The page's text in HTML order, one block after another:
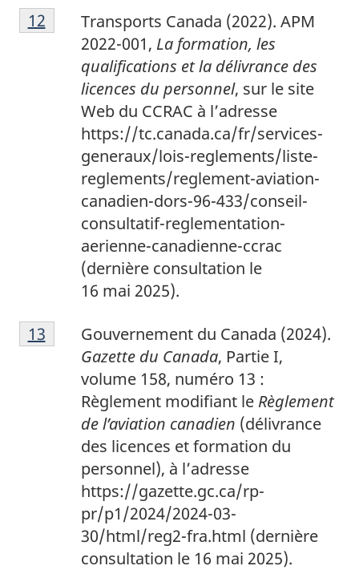
1
2
Transports Canada (2022). APM
2022-001, La formation, les
qualifications et la délivrance des
licences du personnel, sur le site
Web du CCRAC à l’adresse
https://tc.canada.ca/fr/services-
generaux/lois-reglements/liste-
reglements/reglement-aviation-
canadien-dors-96-433/conseil-
consultatif-reglementation-
aerienne-canadienne-ccrac
(dernière consultation le
16 mai 2025).
Return to footnote
12 referrer
1
3
Gouvernement du Canada (2024).
Gazette du Canada, Partie I,
volume 158, numéro 13 :
Règlement modifiant le Règlement
de l’aviation canadien (délivrance
des licences et formation du
personnel), à l’adresse
https://gazette.gc.ca/rp-
pr/p1/2024/2024-03-
30/html/reg2-fra.html (dernière
consultation le 16 mai 2025).
Return to footnote
13 referrer